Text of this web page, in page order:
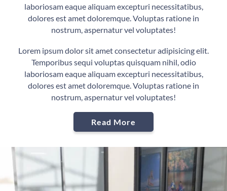
laboriosam eaque aliquam excepturi necessitatibus,
dolores est amet doloremque. Voluptas ratione in
nostrum, aspernatur vel voluptates!
Lorem ipsum dolor sit amet consectetur adipisicing elit.
Temporibus sequi voluptas quisquam nihil, odio
laboriosam eaque aliquam excepturi necessitatibus,
dolores est amet doloremque. Voluptas ratione in
nostrum, aspernatur vel voluptates!
Read More